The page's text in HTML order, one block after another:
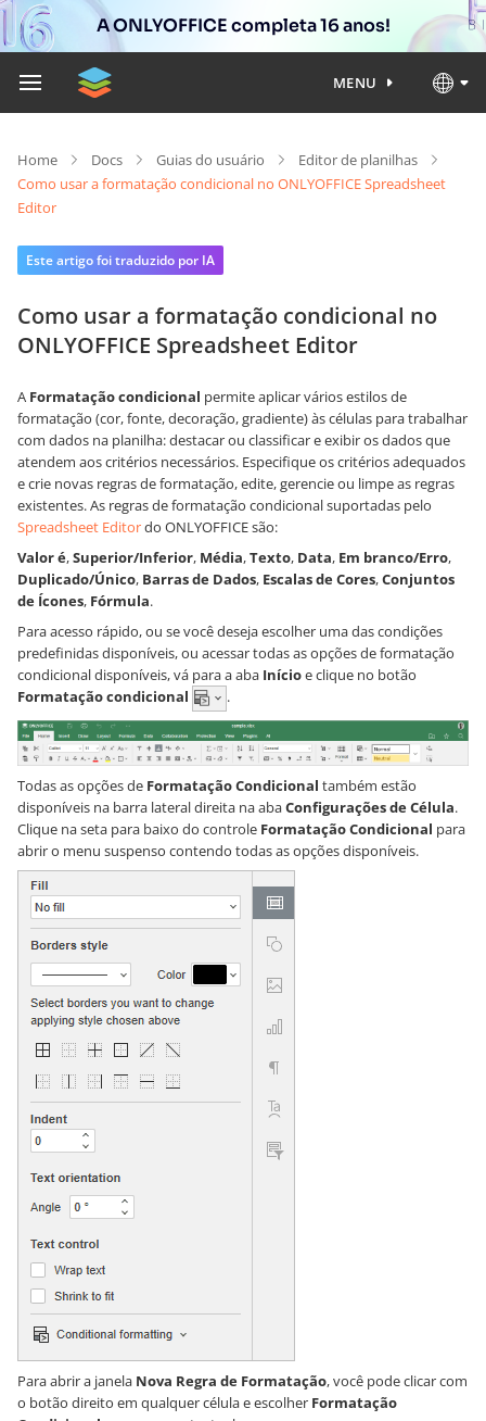
A ONLYOFFICE completa 16 anos!
MENU
Home Docs Guias do usuário
Editor de planilhas
Como usar a formatação condicional no ONLYOFFICE Spreadsheet
Editor
Este artigo foi traduzido por IA
Como usar a formatação condicional no
ONLYOFFICE Spreadsheet Editor
A Formatação condicional permite aplicar vários estilos de
formatação (cor, fonte, decoração, gradiente) às células para trabalhar
com dados na planilha: destacar ou classificar e exibir os dados que
atendem aos critérios necessários. Especifique os critérios adequados
e crie novas regras de formatação, edite, gerencie ou limpe as regras
existentes. As regras de formatação condicional suportadas pelo
Spreadsheet Editordo ONLYOFFICE são:
Valor é,Superior/Inferior, Média,Texto, Data, Em branco/Erro,
Duplicado/Único, Barras de Dados, Escalas de Cores,Conjuntos
de Ícones, Fórmula.
Para acesso rápido, ou se você deseja escolher uma das condições
predefinidas disponíveis, ou acessar todas as opções de formatação
condicional disponíveis, vá para a aba Inícioe clique no botão
Formatação condicional
.
Todas as opções de Formatação Condicional também estão
disponíveis na barra lateral direita na abaConfigurações de Célula.
Clique na seta para baixo do controle Formatação Condicional para
abrir o menu suspenso contendo todas as opções disponíveis.
Para abrir a janela Nova Regra de Formatação, você pode clicar com
o botão direito em qualquer célula e escolher Formatação